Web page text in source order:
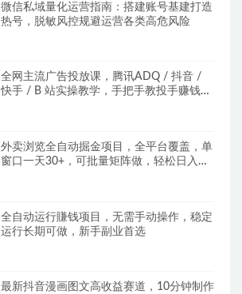
微信私域量化运营指南：搭建账号基建打造
热号，脱敏风控规避运营各类高危风险
全网主流广告投放课，腾讯ADQ / 抖音 /
快手 / B 站实操教学，手把手教投手赚钱变
外卖浏览全自动掘金项目，全平台覆盖，单
窗口一天30+，可批量矩阵做，轻松日入
全自动运行賺钱项目，无需手动操作，稳定
运行长期可做，新手副业首选
最新抖音漫画图文高收益赛道，10分钟制作